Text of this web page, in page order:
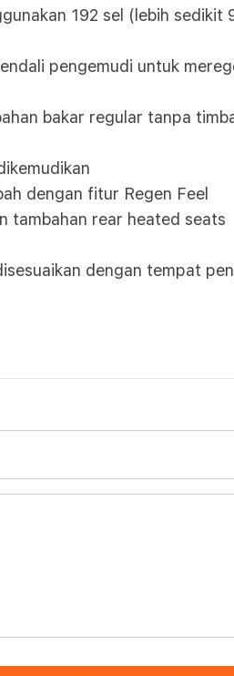
192 sel (lebih
pengemudi untuk
bakar regular tanpa
dengan fitur Regen Feel
tambahan rear heated seats
dengan tempat